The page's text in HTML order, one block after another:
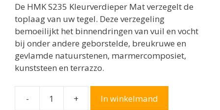
De HMK S235 Kleurverdieper Mat verzegelt de
toplaag van uw tegel. Deze verzegeling
bemoeilijkt het binnendringen van vuil en vocht
bij onder andere geborstelde, breukruwe en
gevlamde natuurstenen, marmercomposiet,
kunststeen en terrazzo.
-
Moeller
+ In winkelmand